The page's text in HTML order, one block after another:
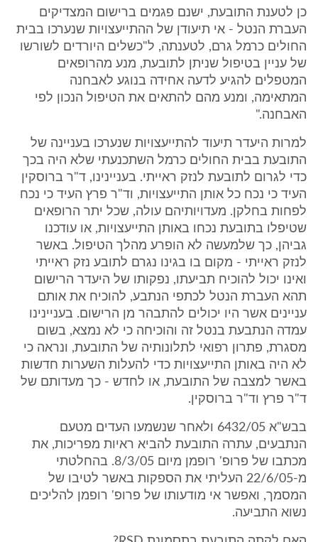
כן לטענת התובעת, ישנם פגמים ברישום המצדיקים
העברת הנטל - אי תיעודן של ההתייעצויות שנערכו בבית
החולים כרמל גרם, לטענתה, ל"כשלים היורדים לשורשו
של עניין בטיפול שניתן לתובעת, מנע מהרופאים
המטפלים להגיע לדעה אחידה בנוגע לאבחנה
המתאימה, ומנע מהם להתאים את הטיפול הנכון לפי
האבחנה."
למרות היעדר תיעוד להתייעצויות שנערכו בעניינה של
התובעת בבית החולים כרמל השתכנעתי שלא היה בכך
כדי לגרום לתובעת לנזק ראייתי. בעניינינו, ד"ר ברוסקין
העיד כי נכח כל אותן התייעצויות, וד"ר פרץ העיד כי נכח
לפחות בחלקן. מעדויותיהם עולה, שכל יתר הרופאים
שטיפלו בתובעת נכחו באותן התייעצויות, או עודכנו
גביהן, כך שלמעשה לא הופרע מהלך הטיפול. באשר
לנזק ראייתי - מקום בו בגינו נגרם לתובע נזק ראייתי
ואינו יכול להוכיח תביעתו, נפקותו של היעדר הרישום
תהא העברת הנטל לכתפי הנתבע, להוכיח את אותם
עניינים אשר היו יכולים להתבהר מן הרישום. בעניינינו
עמדה הנתבעת בנטל זה והוכיחה כי לא נמצא, בשום
מסגרת, פתרון רפואי לתלונותיה של התובעת, ונראה כי
לא היה באותן התייעצויות כדי להעלות השערות חדשות
באשר למצבה של התובעת, או לחדש - כך מעדותם של
ד"ר פרץ וד"ר ברוסקין.
בבש"א 6432/05 ולאחר שנשמעו העדים מטעם
הנתבעים, עתרה התובעת להביא ראיות מפריכות, את
מכתבו של פרופ' רופמן מיום 8/3/05. בהחלטתי
מ-22/6/05 העליתי את הספקות באשר לטיבו של
המסמך, ואפשר אי מודעותו של פרופ' רופמן להליכים
נשוא התביעה.